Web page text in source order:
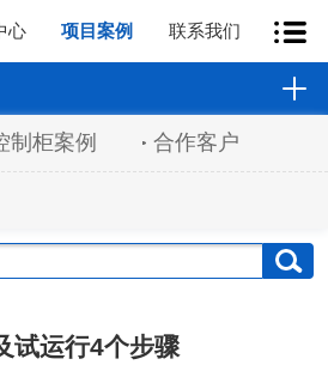
心 项目案例 联系我们
制柜案例 合作客户
试运行4个步骤